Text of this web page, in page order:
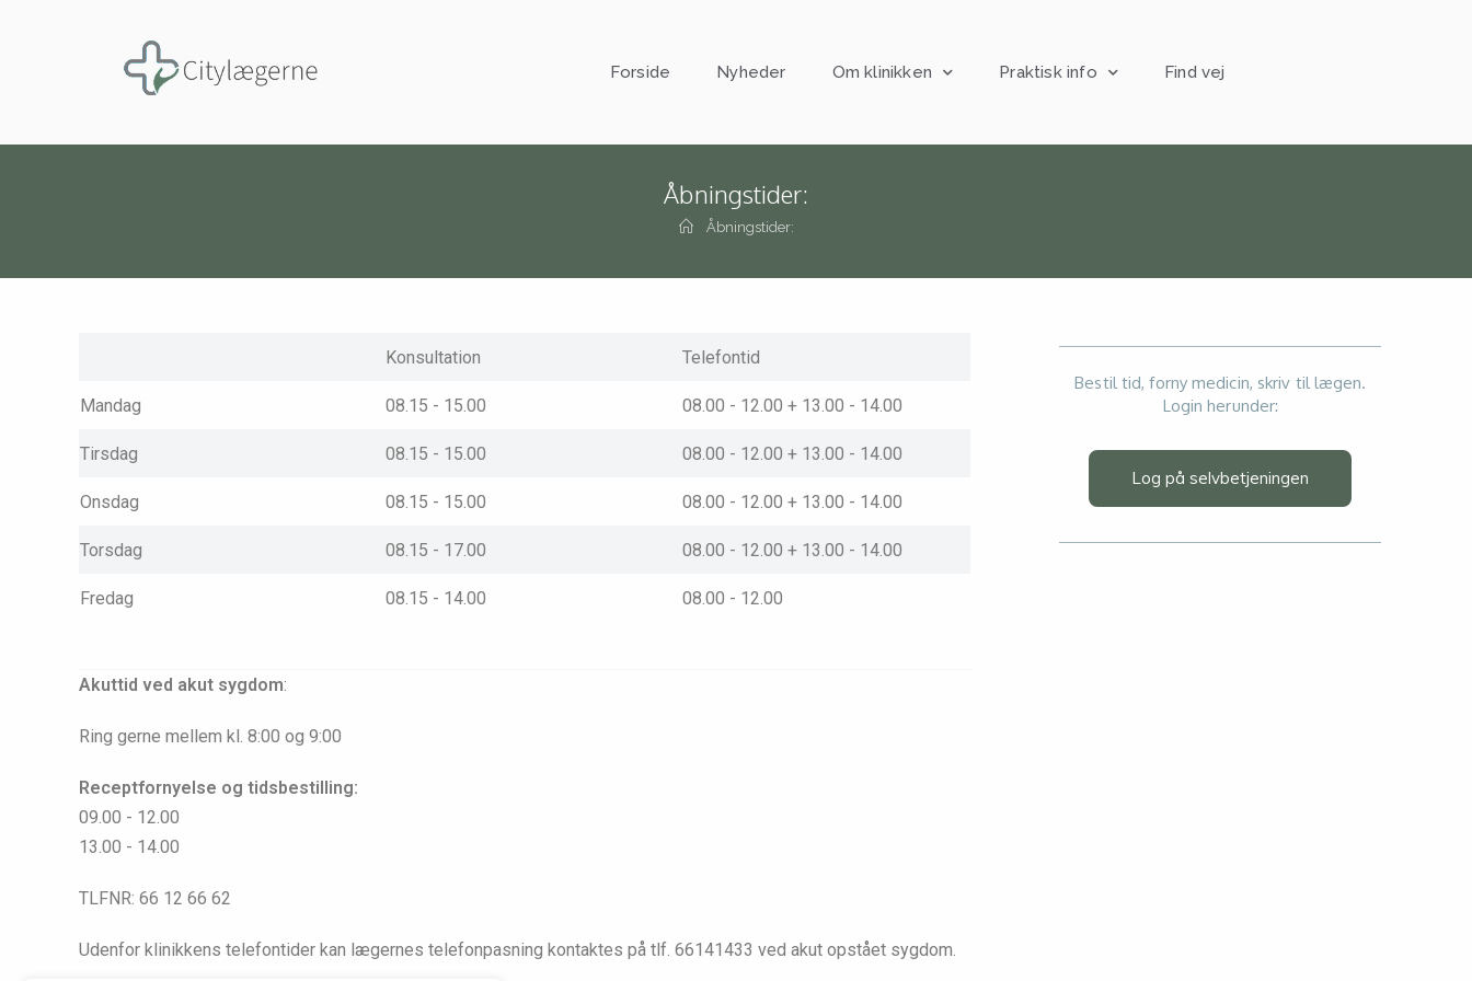
Forside Nyheder Om klinikken Praktisk info Find vej
Åbningstider:
Åbningstider:
Konsultation Telefontid
Mandag 08.15 - 15.00 08.00 - 12.00 + 13.00 - 14.00
Tirsdag 08.15 - 15.00 08.00 - 12.00 + 13.00 - 14.00
Onsdag 08.15 - 15.00 08.00 - 12.00 + 13.00 - 14.00
Torsdag 08.15 - 17.00 08.00 - 12.00 + 13.00 - 14.00
Fredag 08.15 - 14.00 08.00 - 12.00
Akuttid ved akut sygdom:
Ring gerne mellem kl. 8:00 og 9:00
Receptfornyelse og tidsbestilling:
09.00 - 12.00
13.00 - 14.00
TLFNR: 66 12 66 62
Udenfor klinikkens telefontider kan lægernes telefonpasning kontaktes på tlf. 66141433 ved akut opstået sygdom.
Bestil tid, forny medicin, skriv til lægen.
Login herunder:
Log på selvbetjeningen